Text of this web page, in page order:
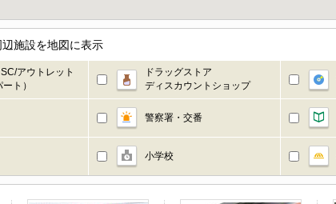
施設を地図に表示
アウトレット
ト）
ドラッグストア
ディスカウントショップ
警察署・交番
小学校